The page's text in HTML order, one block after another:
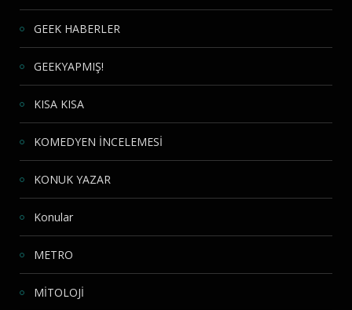
GEEK HABERLER
GEEKYAPMIŞ!
KISA KISA
KOMEDYEN İNCELEMESİ
KONUK YAZAR
Konular
METRO
MİTOLOJİ